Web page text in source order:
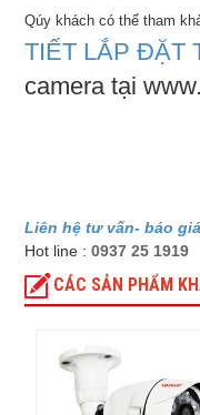
Qúy khách có thể tham
TIẾT LẮP ĐẶT
camera tại
Liên hệ tư vấn- báo giá
Hot line :0937 25 1919
CÁC SẢN PHẨM